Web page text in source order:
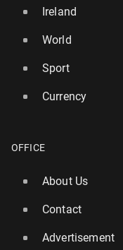
Ireland
World
Sport
Currency
OFFICE
About Us
Contact
Advertisement